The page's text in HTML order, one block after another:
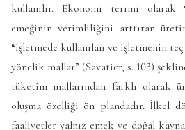
kullanılır. Ekonomi terimi olarak
emeğinin verimliliğini arttıran
“işletmede kullanılan ve işletmenin
yönelik mallar” (Savatier, s. 103)
tüketim mallarından farklı olarak
oluşma özelliği ön plandadır. İlkel
faaliyetler yalnız emek ve doğal